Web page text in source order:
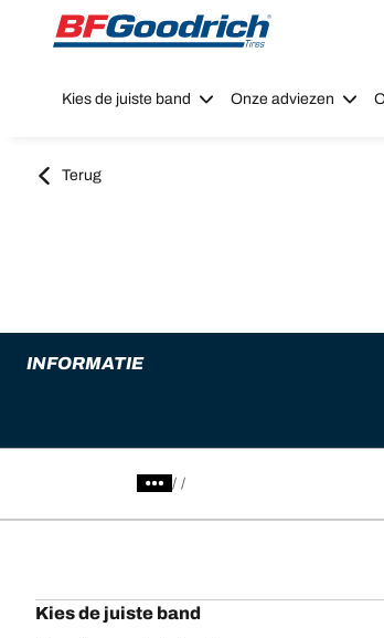
Go to page content
Go to page navigation
Kies de juiste band Onze adviezen
Terug
INFORMATIE
/
Kies de juiste band